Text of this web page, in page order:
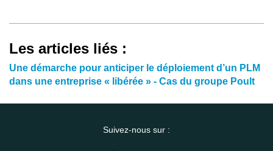
Les articles liés :
Une démarche pour anticiper le déploiement d’un PLM
dans une entreprise « libérée » - Cas du groupe Poult
Suivez-nous sur :